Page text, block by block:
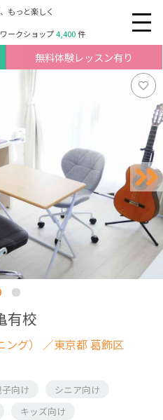
もっと楽しく
ークショップ4,400件
無料体験レッスン有り
有校
グ） ／東京都 葛飾区
子向け
シニア向け
キッズ向け